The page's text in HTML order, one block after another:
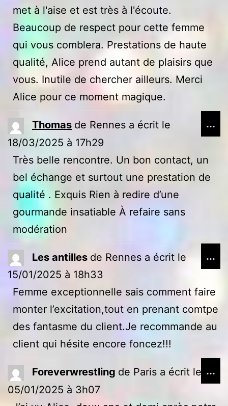
met à l'aise et est très à l'écoute.
Beaucoup de respect pour cette femme
qui vous comblera. Prestations de haute
qualité, Alice prend autant de plaisirs que
vous. Inutile de chercher ailleurs. Merci
Alice pour ce moment magique.
Thomas de Rennes a écrit le
18/03/2025 à 17h29
Très belle rencontre. Un bon contact, un
bel échange et surtout une prestation de
qualité . Exquis Rien à redire d’une
gourmande insatiable À refaire sans
modération
...
Les antilles de Rennes a écrit le
15/01/2025 à 18h33
Femme exceptionnelle sais comment faire
monter l’excitation,tout en prenant comtpe
des fantasme du client.Je recommande au
client qui hésite encore foncez!!!
...
Foreverwrestling de Paris a écrit le
05/01/2025 à 3h07
...